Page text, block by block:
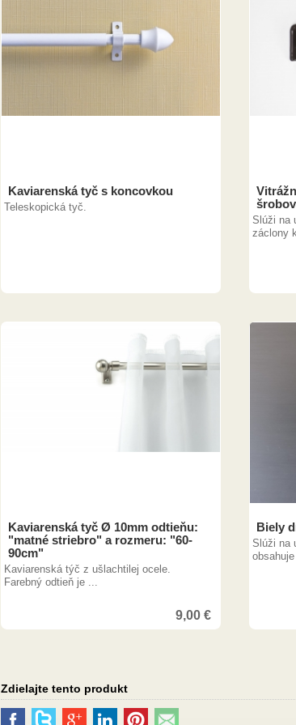
Kaviarenská tyč s koncovkou
Teleskopická tyč.
Slúži na
záclony
Kaviarenská tyč Ø 10mm odtieňu:
"matné striebro" a rozmeru: "60-
90cm"
Kaviarenská týč z ušlachtilej ocele.
Farebný odtieň je ...
9,00€
Biely
Slúži na
Zdielajte tento produkt